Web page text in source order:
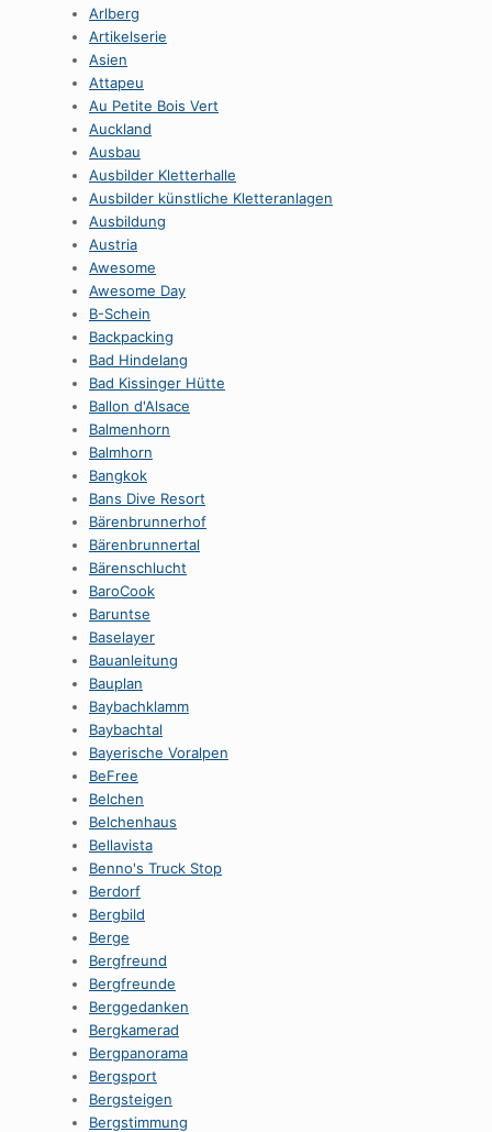
Arlberg
Artikelserie
Asien
Attapeu
Au Petite Bois Vert
Auckland
Ausbau
Ausbilder Kletterhalle
Ausbilder künstliche Kletteranlagen
Ausbildung
Austria
Awesome
Awesome Day
B-Schein
Backpacking
Bad Hindelang
Bad Kissinger Hütte
Ballon d'Alsace
Balmenhorn
Balmhorn
Bangkok
Bans Dive Resort
Bärenbrunnerhof
Bärenbrunnertal
Bärenschlucht
BaroCook
Baruntse
Baselayer
Bauanleitung
Bauplan
Baybachklamm
Baybachtal
Bayerische Voralpen
BeFree
Belchen
Belchenhaus
Bellavista
Benno's Truck Stop
Berdorf
Bergbild
Berge
Bergfreund
Bergfreunde
Berggedanken
Bergkamerad
Bergpanorama
Bergsport
Bergsteigen
Bergstimmung